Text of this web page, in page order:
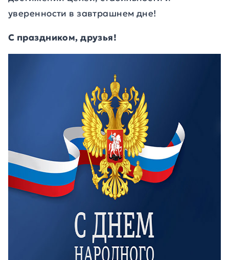
уверенности в завтрашнем дне!
С праздником, друзья!